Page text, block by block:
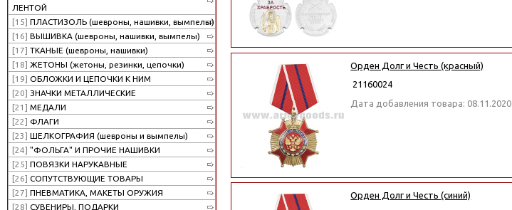
ЛЕНТОЙ
[15] ПЛАСТИЗОЛЬ (шевроны, нашивки, вымпелы)
[16] ВЫШИВКА (шевроны, нашивки, вымпелы)
[17] ТКАНЫЕ (шевроны, нашивки)
[18] ЖЕТОНЫ (жетоны, резинки, цепочки)
[19] ОБЛОЖКИ И ЦЕПОЧКИ К НИМ
[20] ЗНАЧКИ МЕТАЛЛИЧЕСКИЕ
[21] МЕДАЛИ
[22] ФЛАГИ
[23] ШЕЛКОГРАФИЯ (шевроны и вымпелы)
[24] "ФОЛЬГА" И ПРОЧИЕ НАШИВКИ
[25] ПОВЯЗКИ НАРУКАВНЫЕ
[26] СОПУТСТВУЮЩИЕ ТОВАРЫ
[27] ПНЕВМАТИКА, МАКЕТЫ ОРУЖИЯ
[28] СУВЕНИРЫ, ПОДАРКИ
Орден Долг и Честь (красный)
21160024
Дата добавления товара: 08.11.2020
Орден Долг и Честь (синий)